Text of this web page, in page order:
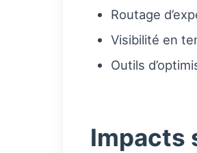
Routage
Visibilité en
Outils
Impacts